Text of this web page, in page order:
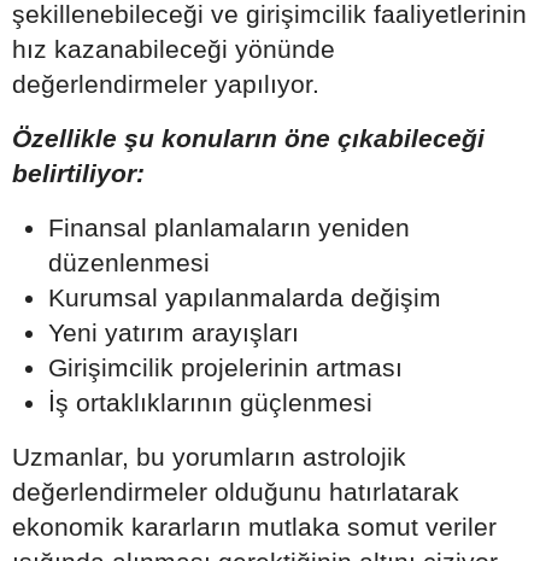
şekillenebileceği ve girişimcilik faaliyetlerinin
hız kazanabileceği yönünde
değerlendirmeler yapılıyor.
Özellikle şu konuların öne çıkabileceği
belirtiliyor:
Finansal planlamaların yeniden
düzenlenmesi
Kurumsal yapılanmalarda değişim
Yeni yatırım arayışları
Girişimcilik projelerinin artması
İş ortaklıklarının güçlenmesi
Uzmanlar, bu yorumların astrolojik
değerlendirmeler olduğunu hatırlatarak
ekonomik kararların mutlaka somut veriler